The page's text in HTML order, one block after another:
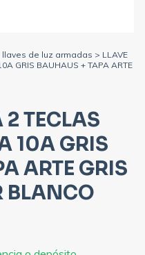
llaves de luz armadas > LLAVE
GRIS BAUHAUS + TAPA ARTE
TECLAS
10A GRIS
ARTE GRIS
BLANCO